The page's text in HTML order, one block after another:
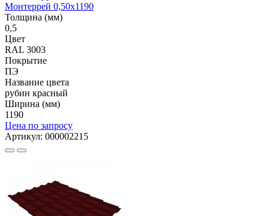
Монтеррей 0,50х1190
Толщина (мм)
0,5
Цвет
RAL 3003
Покрытие
ПЭ
Название цвета
рубин красный
Ширина (мм)
1190
Цена по запросу
Артикул: 000002215